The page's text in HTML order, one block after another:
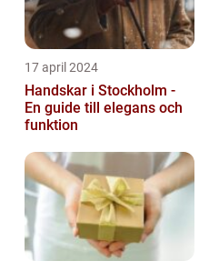
17 april 2024
Handskar i Stockholm -
En guide till elegans och
funktion